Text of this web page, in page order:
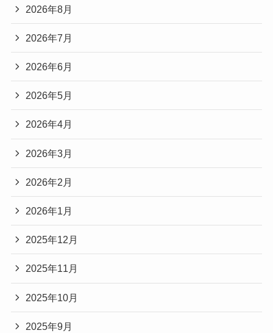
2026年8月
2026年7月
2026年6月
2026年5月
2026年4月
2026年3月
2026年2月
2026年1月
2025年12月
2025年11月
2025年10月
2025年9月